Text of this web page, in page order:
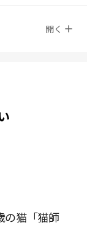
開く
の猫「猫師